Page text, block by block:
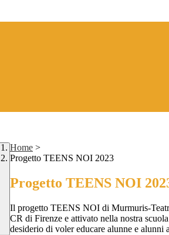
Home >
Progetto TEENS NOI 2023
Progetto TEENS NOI
Il progetto TEENS NOI di Murmuris-
CR di Firenze e attivato nella nostra
desiderio di voler educare alunne e alunni